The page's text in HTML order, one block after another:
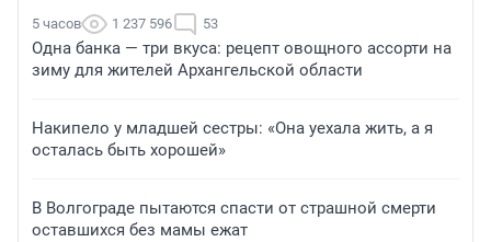
5 часов 1 237 596 53
Одна банка — три вкуса: рецепт овощного ассорти на
зиму для жителей Архангельской области
Накипело у младшей сестры: «Она уехала жить, а я
осталась быть хорошей»
В Волгограде пытаются спасти от страшной смерти
оставшихся без мамы ежат